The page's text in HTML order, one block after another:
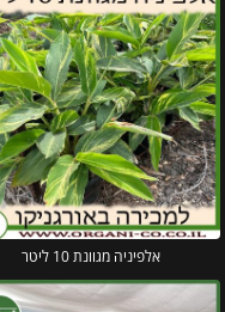
אלפיניה מגוונת 10 ליטר